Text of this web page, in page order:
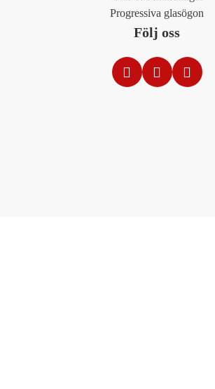
Progressiva glasögon
Följ oss